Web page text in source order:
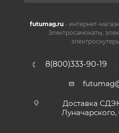
futumag.ru- интернет-
Электросамокаты,
8(800)333-90-19
Доставка
Луначарского,